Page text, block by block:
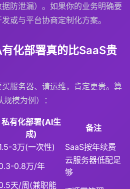
防泄漏）。如果你的业务明确要
或与平台协商定制化方案。
化部署真的比SaaS贵
服务器、请运维，肯定更贵。算
模为例）：
私有化部署(AI生
成)
备注
3万(一次性)
SaaS按年续费
0.8万/年
云服务器低配足
够
天/周(兼职能